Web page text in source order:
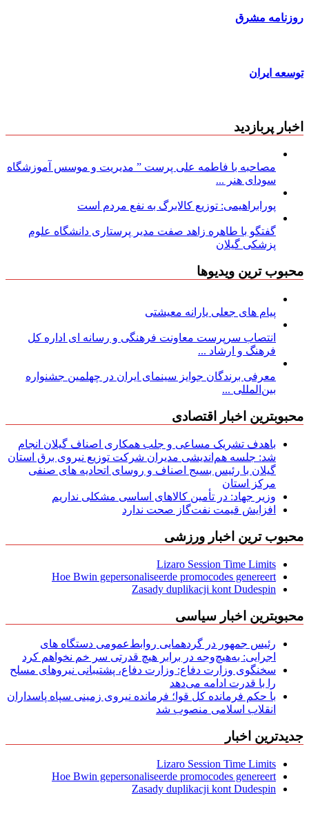
روزنامه مشرق
توسعه ایران
اخبار پربازدید
مصاحبه با فاطمه علی پرست ” مدیریت و موسس آموزشگاه
سودای هنر ...
پورابراهیمی: توزیع کالابرگ به نفع مردم است
گفتگو با طاهره زاهد صفت مدیر پرستاری دانشگاه علوم
پزشکی گیلان
محبوب ترین ویدیوها
پیام های جعلی یارانه معیشتی
انتصاب سرپرست معاونت فرهنگی و رسانه ای اداره کل
فرهنگ و ارشاد ...
معرفی برندگان جوایز سینمای ایران در چهلمین جشنواره
بین‌المللی ...
محبوبترین اخبار اقتصادی
باهدف تشریک مساعی و جلب همکاری اصناف گیلان انجام
شد: جلسه هم‌اندیشی مدیران شركت توزیع نیروی برق استان
گیلان با رئیس بسیج اصناف و روسای اتحادیه های صنفی
مركز استان
وزیر جهاد: در تأمین کالاهای اساسی مشکلی نداریم
افزایش قیمت نفت‌گاز صحت ندارد
محبوب ترین اخبار ورزشی
Lizaro Session Time Limits
Hoe Bwin gepersonaliseerde promocodes genereert
Zasady duplikacji kont Dudespin
محبوبترین اخبار سیاسی
رئیس جمهور در گردهمایی روابط‌عمومی دستگاه های
اجرایی: به‌هیچ‌وجه در برابر هیچ قدرتی سر خم نخواهم کرد
سخنگوی وزارت دفاع: وزارت دفاع، پشتیبانی نیرو‌های مسلح
را با قدرت ادامه می‌دهد
با حکم فرمانده کل قوا؛ فرمانده نیروی زمینی سپاه پاسداران
انقلاب اسلامی منصوب شد
جدیدترین اخبار
Lizaro Session Time Limits
Hoe Bwin gepersonaliseerde promocodes genereert
Zasady duplikacji kont Dudespin